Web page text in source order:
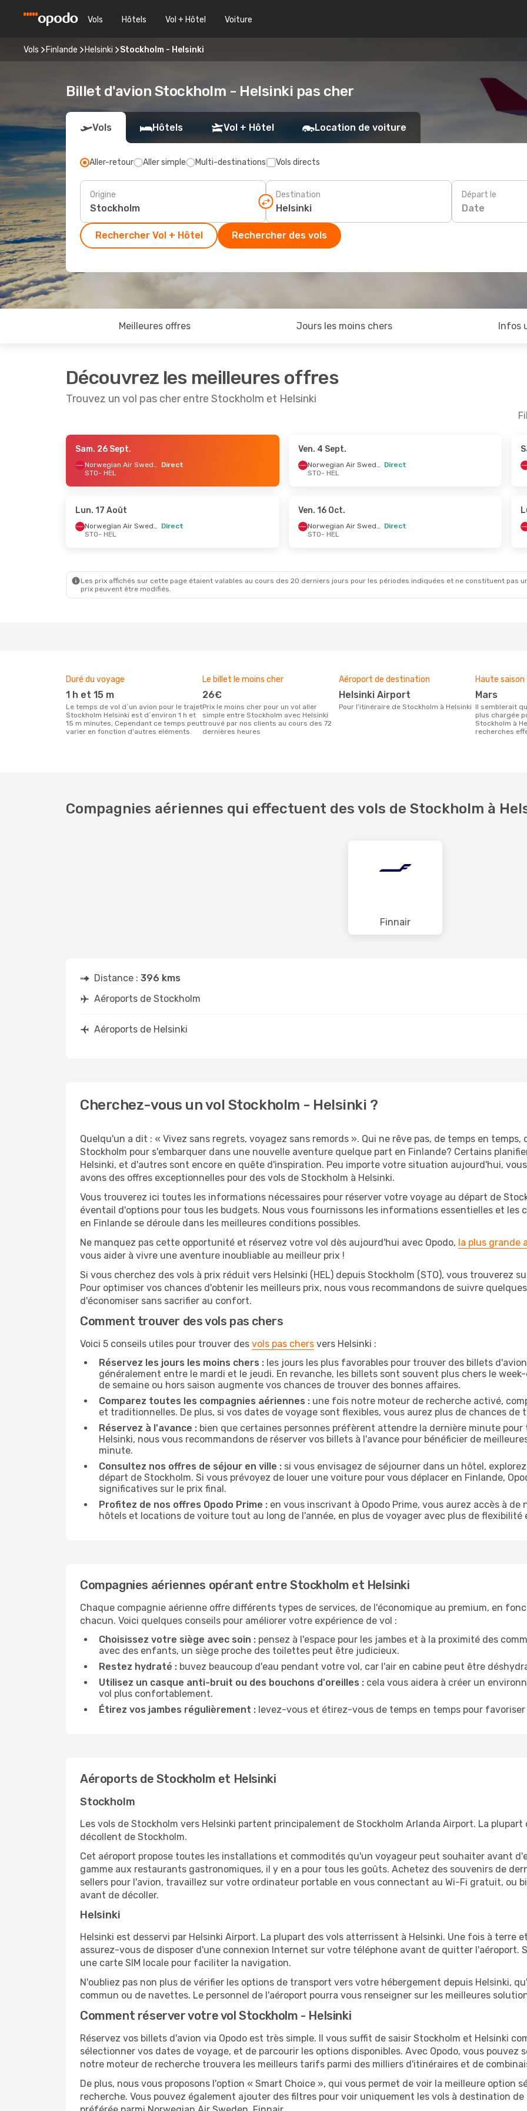
Vols Hôtels Vol + Hôtel Voiture
Vols Finlande Helsinki Stockholm - Helsinki
Billet d'avion Stockholm - Helsinki pas cher
Vols Hôtels Vol + Hôtel Location de voiture
Aller-retour Aller simple Multi-destinations Vols directs
Origine Destination Départ le
Date
Rechercher Vol + Hôtel Rechercher des vols
Meilleures offres Jours les moins chers Infos
Découvrez les meilleures offres
Trouvez un vol pas cher entre Stockholm et Helsinki
- Sam. 24 Oct.
Norwegian Air Sweden Direct
- Lun. 31 Août
Direct
- Jeu.
- Dim. 23 Août - Dim. 11 Oct.
HEL
Sam. 26 Sept.
Norwegian Air Sweden Direct
STO- HEL
Ven. 4 Sept.
Norwegian Air Sweden Direct
STO- HEL
Lun. 17 Août
Norwegian Air Sweden Direct
STO- HEL
Ven. 16 Oct.
Norwegian Air Sweden Direct
STO- HEL
Les prix affichés sur cette page étaient valables au cours des 20 derniers jours pour les périodes indiquées et ne constituent pas
prix peuvent être modifiés.
Duré du voyage
1 h et 15 m
Le temps de vol d´un avion pour le trajet
Stockholm Helsinki est d´environ 1 h et
15 m minutes, Cependant ce temps peut
varier en fonction d'autres eléments.
Le billet le moins cher
26€
Prix le moins cher pour un vol aller
simple entre Stockholm avec Helsinki
trouvé par nos clients au cours des 72
dernières heures
Aéroport de destination
Helsinki Airport
Pour l'itinéraire de Stockholm à Helsinki
Haute saison
mars
Il semblerait que mars soit la période la
plus chargée
Stockholm à
recherches
Compagnies aériennes qui effectuent des vols de Stockholm à
Finnair
Distance : 396 kms
Aéroports de Stockholm
Aéroports de Helsinki
Cherchez-vous un vol Stockholm - Helsinki ?
Quelqu'un a dit : « Vivez sans regrets, voyagez sans remords ». Qui ne rêve pas, de temps en
Stockholm pour s'embarquer dans une nouvelle aventure quelque part en Finlande? Certains
Helsinki, et d'autres sont encore en quête d'inspiration. Peu importe votre situation aujourd'hui,
avons des offres exceptionnelles pour des vols de Stockholm à Helsinki.
Vous trouverez ici toutes les informations nécessaires pour réserver votre voyage au départ de
éventail d'options pour tous les budgets. Nous vous fournissons les informations essentielles et les
en Finlande se déroule dans les meilleures conditions possibles.
Ne manquez pas cette opportunité et réservez votre vol dès aujourd'hui avec Opodo, la plus grande
vous aider à vivre une aventure inoubliable au meilleur prix !
Si vous cherchez des vols à prix réduit vers Helsinki (HEL) depuis Stockholm (STO), vous trouverez
Pour optimiser vos chances d'obtenir les meilleurs prix, nous vous recommandons de suivre
d'économiser sans sacrifier au confort.
Comment trouver des vols pas chers
Voici 5 conseils utiles pour trouver des vols pas chers vers Helsinki :
Réservez les jours les moins chers : les jours les plus favorables pour trouver des billets
généralement entre le mardi et le jeudi. En revanche, les billets sont souvent plus chers le
de semaine ou hors saison augmente vos chances de trouver des bonnes affaires.
Comparez toutes les compagnies aériennes : une fois notre moteur de recherche activé,
et traditionnelles. De plus, si vos dates de voyage sont flexibles, vous aurez plus de chances de
Réservez à l'avance : bien que certaines personnes préfèrent attendre la dernière minute pour
Helsinki, nous vous recommandons de réserver vos billets à l'avance pour bénéficier de
minute.
Consultez nos offres de séjour en ville : si vous envisagez de séjourner dans un hôtel,
départ de Stockholm. Si vous prévoyez de louer une voiture pour vous déplacer en Finlande,
significatives sur le prix final.
Profitez de nos offres Opodo Prime : en vous inscrivant à Opodo Prime, vous aurez accès à de
hôtels et locations de voiture tout au long de l'année, en plus de voyager avec plus de
Compagnies aériennes opérant entre Stockholm et Helsinki
Chaque compagnie aérienne offre différents types de services, de l'économique au premium, en
chacun. Voici quelques conseils pour améliorer votre expérience de vol :
Choisissez votre siège avec soin : pensez à l'espace pour les jambes et à la proximité des
avec des enfants, un siège proche des toilettes peut être judicieux.
Restez hydraté : buvez beaucoup d'eau pendant votre vol, car l'air en cabine peut être
Utilisez un casque anti-bruit ou des bouchons d'oreilles : cela vous aidera à créer un
vol plus confortablement.
Étirez vos jambes régulièrement : levez-vous et étirez-vous de temps en temps pour
Aéroports de Stockholm et Helsinki
Stockholm
Les vols de Stockholm vers Helsinki partent principalement de Stockholm Arlanda Airport. La
décollent de Stockholm.
Cet aéroport propose toutes les installations et commodités qu'un voyageur peut souhaiter avant
gamme aux restaurants gastronomiques, il y en a pour tous les goûts. Achetez des souvenirs de
sellers pour l'avion, travaillez sur votre ordinateur portable en vous connectant au Wi-Fi gratuit, ou
avant de décoller.
Helsinki
Helsinki est desservi par Helsinki Airport. La plupart des vols atterrissent à Helsinki. Une fois à terre
assurez-vous de disposer d'une connexion Internet sur votre téléphone avant de quitter l'aéroport.
une carte SIM locale pour faciliter la navigation.
N'oubliez pas non plus de vérifier les options de transport vers votre hébergement depuis Helsinki,
commun ou de navettes. Le personnel de l'aéroport pourra vous renseigner sur les meilleures
Comment réserver votre vol Stockholm - Helsinki
Réservez vos billets d'avion via Opodo est très simple. Il vous suffit de saisir Stockholm et Helsinki
sélectionner vos dates de voyage, et de parcourir les options disponibles. Avec Opodo, vous
notre moteur de recherche trouvera les meilleurs tarifs parmi des milliers d'itinéraires et de
De plus, nous vous proposons l'option « Smart Choice », qui vous permet de voir la meilleure option
recherche. Vous pouvez également ajouter des filtres pour voir uniquement les vols à destination